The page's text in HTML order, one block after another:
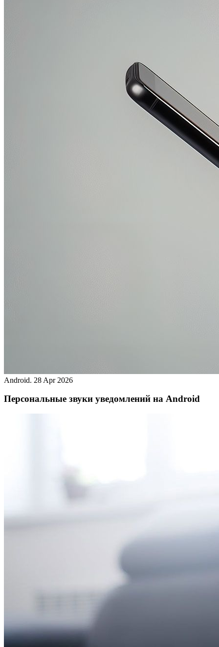
Android. 28 Apr 2026
Персональные звуки уведомлений на Android